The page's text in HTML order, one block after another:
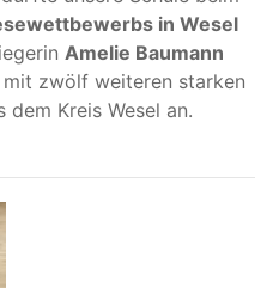
in Wesel
Ame­lie Bau­mann
zwölf wei­te­ren star­ken
dem Kreis Wesel an.